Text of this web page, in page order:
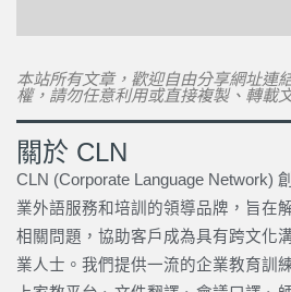
本站所有文章，歡迎自由分享網址連
權，請勿任意利用或直接複製、轉載
關於 CLN
CLN (Corporate Language Network)
業外語服務和培訓的領導品牌，旨在
相關問題，協助客戶成為具有跨文化
業人士。我們提供一流的企業教育訓